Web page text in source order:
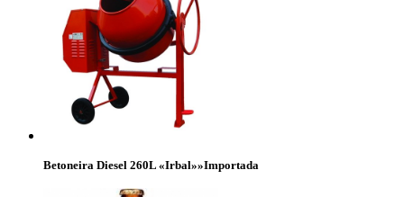
Betoneira Diesel 260L «Irbal»»Importada